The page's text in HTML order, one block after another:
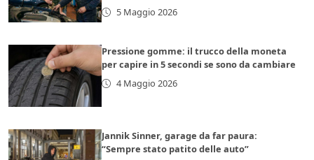
5 Maggio 2026
Pressione gomme: il trucco della moneta
per capire in 5 secondi se sono da cambiare
4 Maggio 2026
Jannik Sinner, garage da far paura:
“Sempre stato patito delle auto”